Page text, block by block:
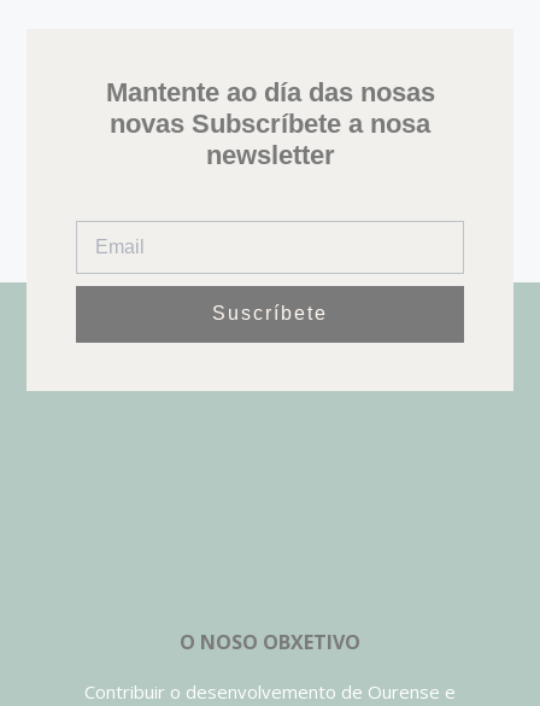
Mantente ao día das nosas
novas Subscríbete a nosa
newsletter
Suscríbete
O NOSO OBXETIVO
Contribuir o desenvolvemento de Ourense e